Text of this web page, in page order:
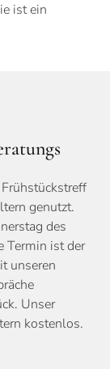
ist ein
genutzt.
des
Termin ist der
unseren
Unser
kostenlos.